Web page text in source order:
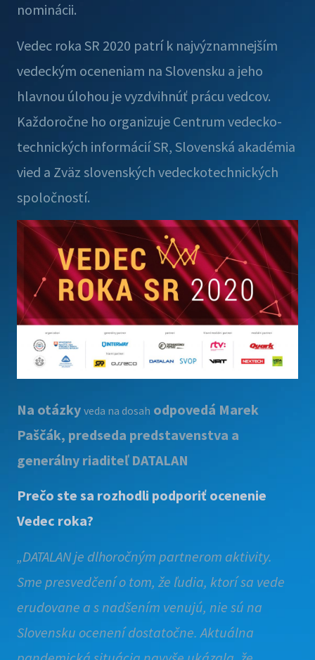
nominácii.
Vedec roka SR 2020 patrí k najvýznamnejším
vedeckým oceneniam na Slovensku a jeho
hlavnou úlohou je vyzdvihnúť prácu vedcov.
Každoročne ho organizuje Centrum vedecko-
technických informácií SR, Slovenská akadémia
vied a Zväz slovenských vedeckotechnických
spoločností.
Na otázky veda na dosah odpovedá Marek
Paščák, predseda predstavenstva a
generálny riaditeľ DATALAN
Prečo ste sa rozhodli podporiť ocenenie
Vedec roka?
„DATALAN je dlhoročným partnerom aktivity.
Sme presvedčení o tom, že ľudia, ktorí sa vede
erudovane a s nadšením venujú, nie sú na
Slovensku ocenení dostatočne. Aktuálna